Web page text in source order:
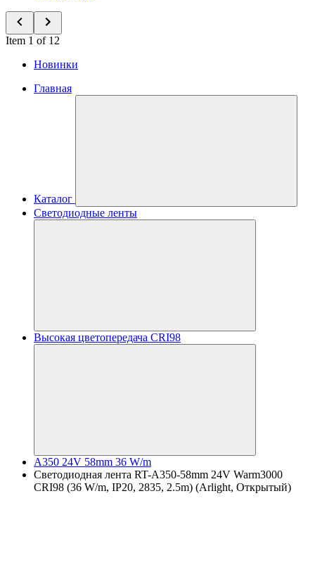
Item 1 of 12
Новинки
Главная
Каталог
Светодиодные ленты
Высокая цветопередача CRI98
A350 24V 58mm 36 W/m
Светодиодная лента RT-A350-58mm 24V Warm3000
CRI98 (36 W/m, IP20, 2835, 2.5m) (Arlight, Открытый)